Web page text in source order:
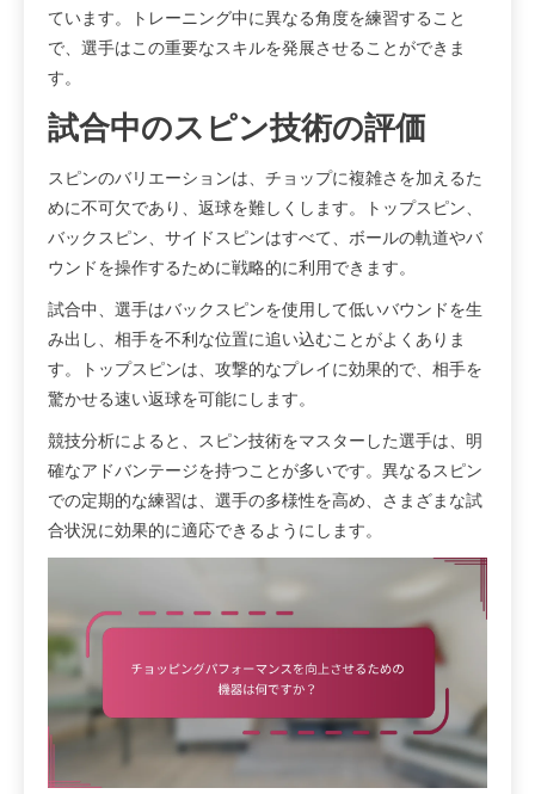
ています。トレーニング中に異なる角度を練習すること
で、選手はこの重要なスキルを発展させることができま
す。
試合中のスピン技術の評価
スピンのバリエーションは、チョップに複雑さを加えるた
めに不可欠であり、返球を難しくします。トップスピン、
バックスピン、サイドスピンはすべて、ボールの軌道やバ
ウンドを操作するために戦略的に利用できます。
試合中、選手はバックスピンを使用して低いバウンドを生
み出し、相手を不利な位置に追い込むことがよくありま
す。トップスピンは、攻撃的なプレイに効果的で、相手を
驚かせる速い返球を可能にします。
競技分析によると、スピン技術をマスターした選手は、明
確なアドバンテージを持つことが多いです。異なるスピン
での定期的な練習は、選手の多様性を高め、さまざまな試
合状況に効果的に適応できるようにします。